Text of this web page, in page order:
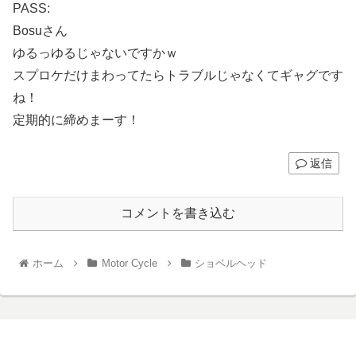
PASS:
Bosuさん
ゆるっゆるじゃないですかｗ
スプロケだけまわってたらトラブルじゃなくてギャグです
ね！
定期的に締めまーす！
返信
コメントを書き込む
ホーム Motor Cycle ショベルヘッド